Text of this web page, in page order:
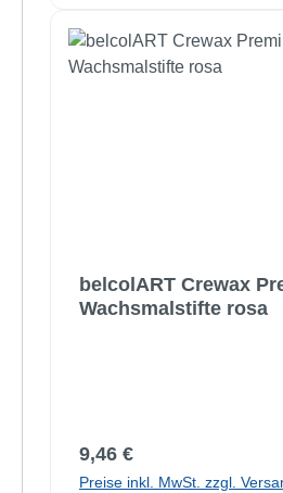
belcolART Crewax
Wachsmalstifte rosa
Regulärer Preis:
9,46 €
Preise inkl. MwSt. zzgl.